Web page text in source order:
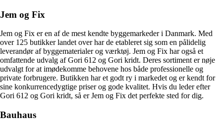
Jem og Fix
Jem og Fix er en af de mest kendte byggemarkeder i Danmark. Med
over 125 butikker landet over har de etableret sig som en pålidelig
leverandør af byggematerialer og værktøj. Jem og Fix har også et
omfattende udvalg af Gori 612 og Gori kridt. Deres sortiment er nøje
udvalgt for at imødekomme behovene hos både professionelle og
private forbrugere. Butikken har et godt ry i markedet og er kendt for
sine konkurrencedygtige priser og gode kvalitet. Hvis du leder efter
Gori 612 og Gori kridt, så er Jem og Fix det perfekte sted for dig.
Bauhaus